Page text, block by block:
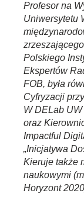
Profesor na
Uniwersytetu
Polskiego
Ekspertów
FOB, była
Cyfryzacji
W DELab
oraz
Impactful
„Inicjatywa
Kieruje także
naukowymi
Horyzont